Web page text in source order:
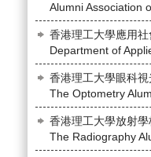
Alumni Association
香港理工大學應用
Department of
香港理工大學眼科
The Optometry
香港理工大學放射
The Radiography